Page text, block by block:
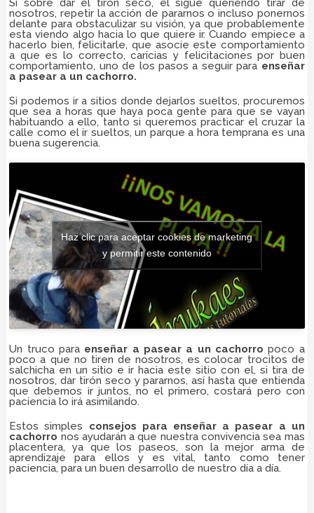
Si sobre dar el tirón seco, el sigue queriendo tirar de
nosotros, repetir la acción de pararnos o incluso ponernos
delante para obstaculizar su visión, ya que probablemente
esta viendo algo hacia lo que quiere ir. Cuando empiece a
hacerlo bien, felicitarle, que asocie este comportamiento
a que es lo correcto, caricias y felicitaciones por buen
comportamiento, uno de los pasos a seguir para enseñar
a pasear a un cachorro.
Si podemos ir a sitios donde dejarlos sueltos, procuremos
que sea a horas que haya poca gente para que se vayan
habituando a ello, tanto si queremos practicar el cruzar la
calle como el ir sueltos, un parque a hora temprana es una
buena sugerencia.
Haz clic para aceptar cookies de marketing
y permitir este contenido
Un truco para enseñar a pasear a un cachorro poco a
poco a que no tiren de nosotros, es colocar trocitos de
salchicha en un sitio e ir hacia este sitio con el, si tira de
nosotros, dar tirón seco y pararnos, así hasta que entienda
que debemos ir juntos, no el primero, costará pero con
paciencia lo irá asimilando.
Estos simples consejos para enseñar a pasear a un
cachorro nos ayudarán a que nuestra convivencia sea mas
placentera, ya que los paseos, son la mejor arma de
aprendizaje para ellos y es vital, tanto como tener
paciencia, para un buen desarrollo de nuestro día a día.